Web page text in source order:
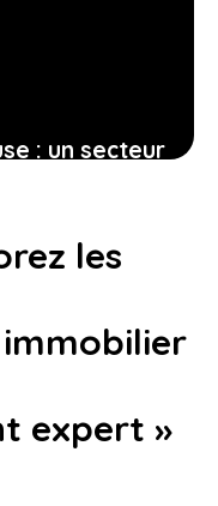
: un secteur
les
immobilier
expert »